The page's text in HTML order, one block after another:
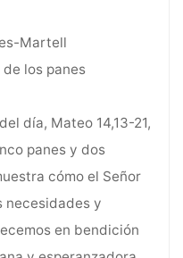
Martell
los panes
día, Mateo 14,13-21,
panes y dos
cómo el Señor
necesidades y
en bendición